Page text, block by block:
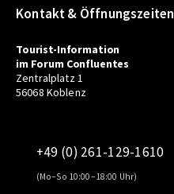
Kontakt & Öffnungszeiten
Tourist-Information
im Forum Confluentes
Zentralplatz 1
56068 Koblenz
+49 (0) 261-129-1610
(Mo–So 10:00–18:00 Uhr)